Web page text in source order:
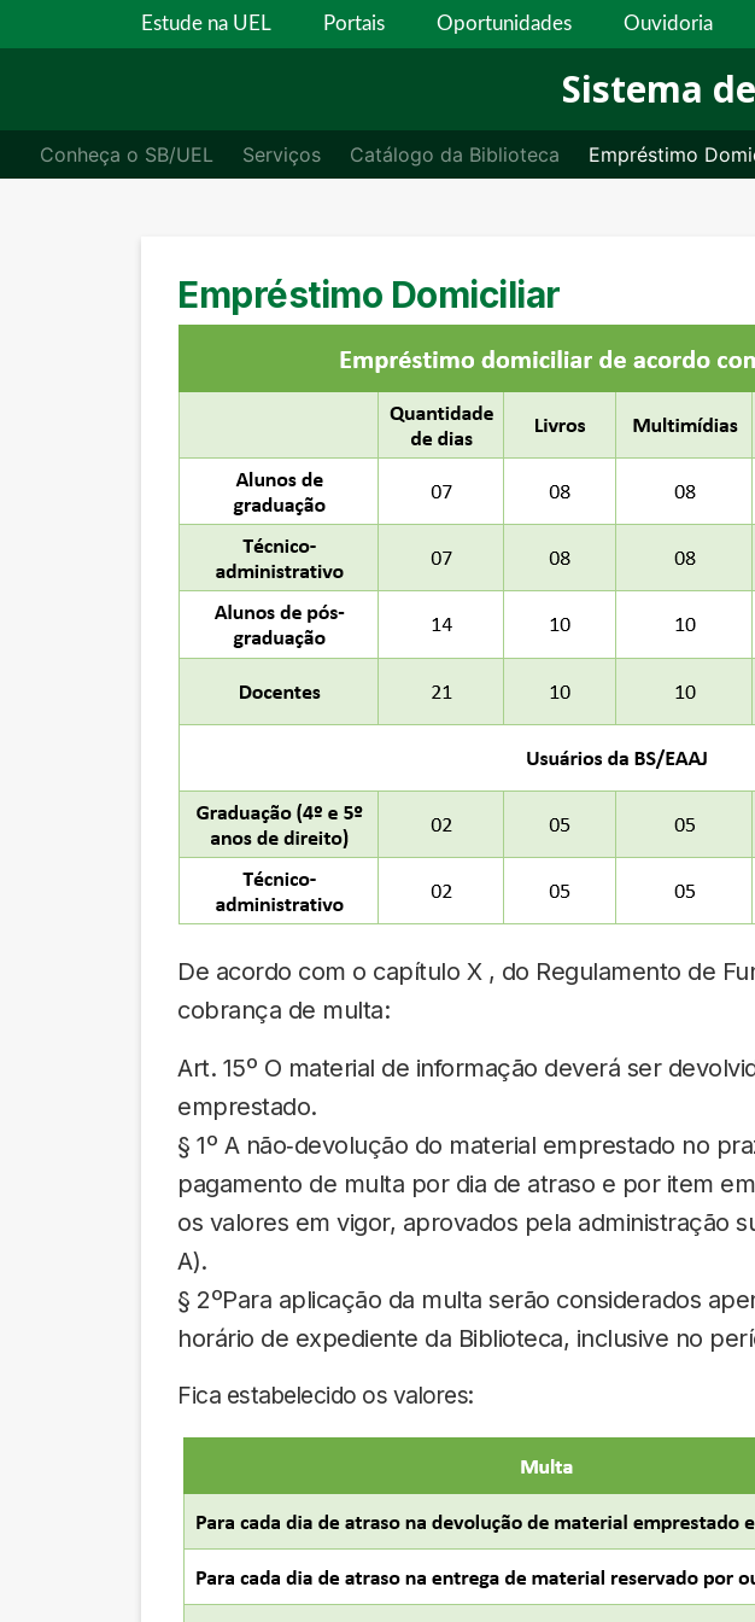
Estude na UEL Portais Oportunidades Ouvidoria
Sistema
Conheça o SB/UEL Serviços Catálogo da Biblioteca Empréstimo
Empréstimo Domiciliar
De acordo com o capítulo X , do Regulamento de
cobrança de multa:
Art. 15º O material de informação deverá ser
emprestado.
§ 1º A não‐devolução do material emprestado no
pagamento de multa por dia de atraso e por item
os valores em vigor, aprovados pela administração
A).
§ 2ºPara aplicação da multa serão considerados
horário de expediente da Biblioteca, inclusive no
Fica estabelecido os valores: